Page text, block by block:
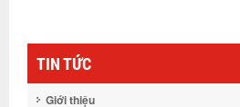
TIN TỨC
Giới thiệu